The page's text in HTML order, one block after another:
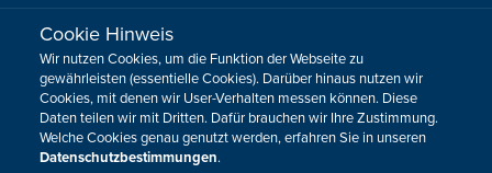
Sie haben noch Fragen oder Anmerkungen?
KONTAKTIEREN SIE UNS!
Impressum Datenschutz Kontakt
Barrierefreiheit
Cookie-Zustimmung anpassen
Cookie Hinweis
Wir nutzen Cookies, um die Funktion der Webseite zu
gewährleisten (essentielle Cookies). Darüber hinaus nutzen wir
Cookies, mit denen wir User-Verhalten messen können. Diese
Daten teilen wir mit Dritten. Dafür brauchen wir Ihre Zustimmung.
Welche Cookies genau genutzt werden, erfahren Sie in unseren
Datenschutzbestimmungen.